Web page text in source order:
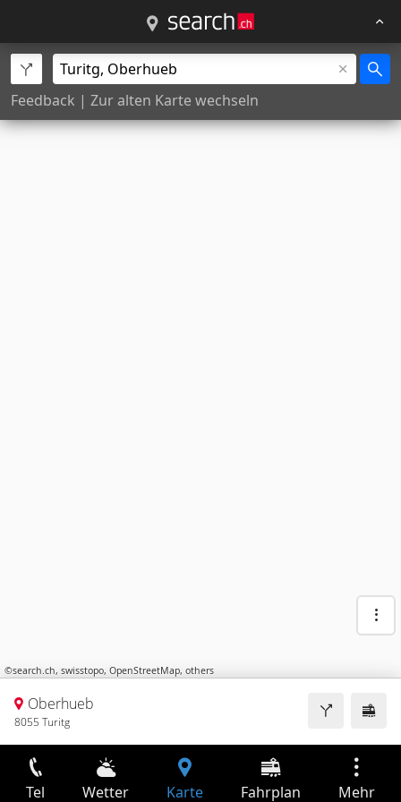
Feedback | Zur alten Karte wechseln
©search.ch, swisstopo, OpenStreetMap, others
Oberhueb
8055 Turitg
Tel Wetter Karte Fahrplan Mehr